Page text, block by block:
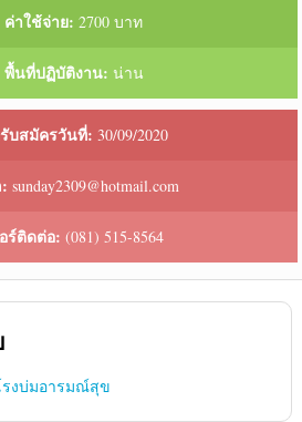
ค่าใช้จ่าย: 2700 บาท
พื้นที่ปฏิบัติงาน: น่าน
บสมัครวันที่: 30/09/2020
sunday2309@hotmail.com
ร์ติดต่อ: (081) 515-8564
งบ่มอารมณ์สุข